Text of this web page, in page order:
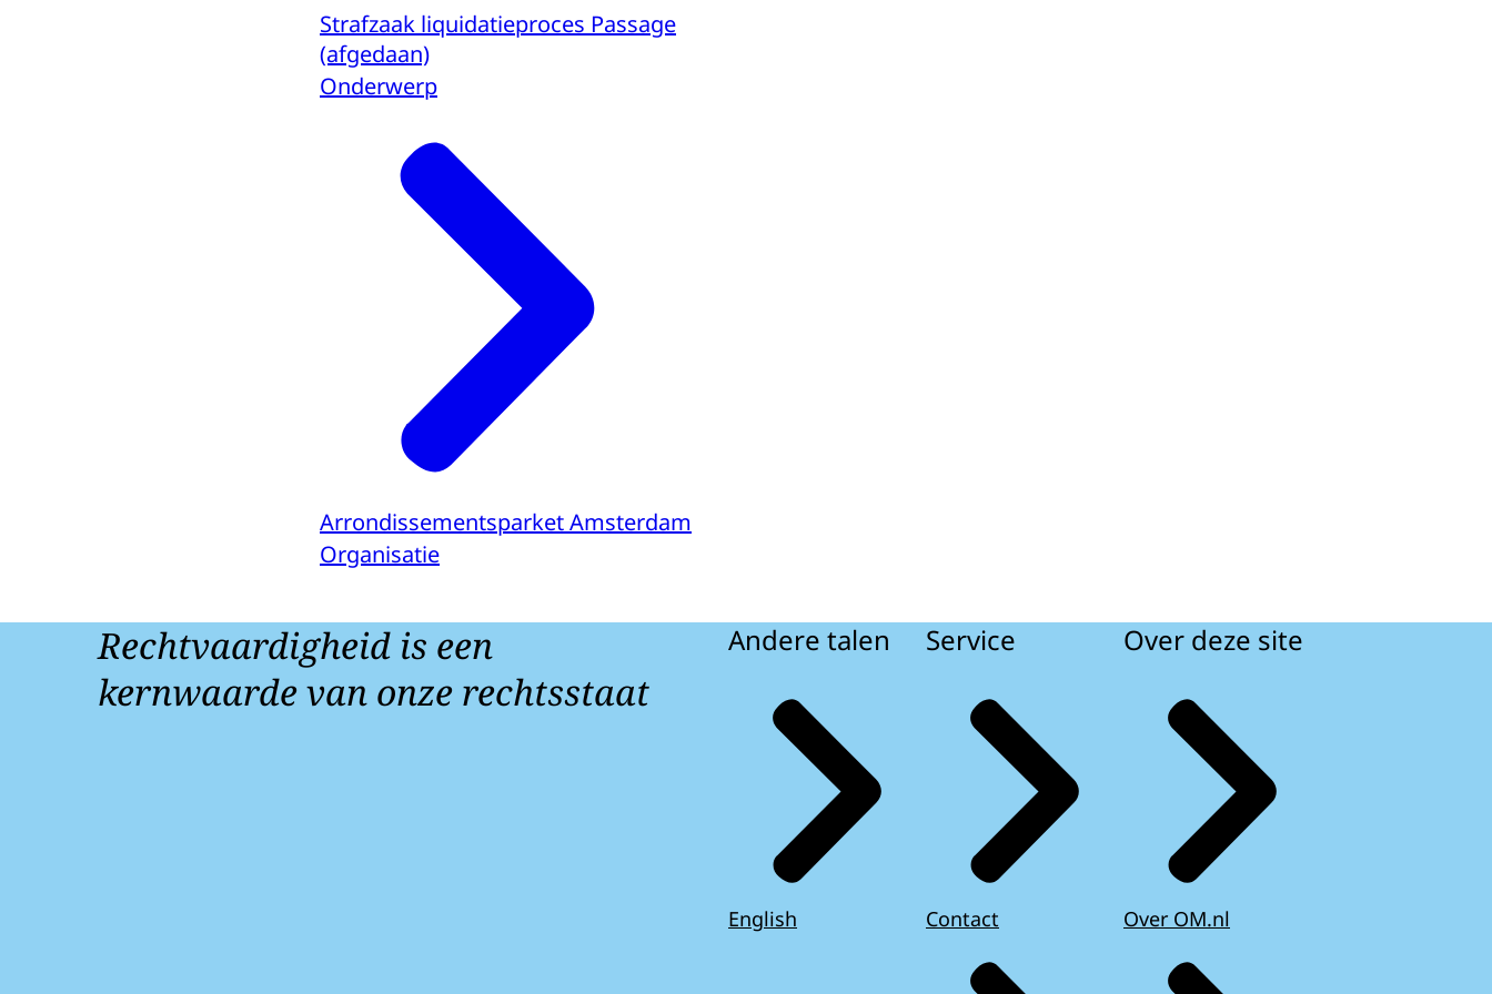
Strafzaak liquidatieproces Passage
(afgedaan)
Onderwerp
Arrondissementsparket Amsterdam
Organisatie
Rechtvaardigheid is een
kernwaarde van onze rechtsstaat
Andere talen
English
Service
Contact
Over deze site
Over OM.nl